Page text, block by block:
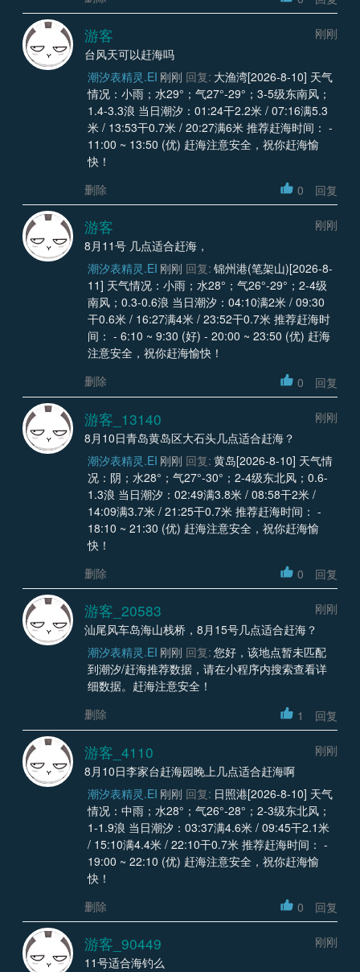
游客
刚刚
台风天可以赶海吗
潮汐表精灵.EI 刚刚 回复: 大渔湾[2026-8-10] 天气
情况：小雨；水29°；气27°-29°；3-5级东南风；
1.4-3.3浪 当日潮汐：01:24干2.2米 / 07:16满5.3
米 / 13:53干0.7米 / 20:27满6米 推荐赶海时间： -
11:00 ~ 13:50 (优) 赶海注意安全，祝你赶海愉
快！
删除
0 回复
游客
刚刚
8月11号 几点适合赶海，
潮汐表精灵.EI 刚刚 回复: 锦州港(笔架山)[2026-8-
11] 天气情况：小雨；水28°；气26°-29°；2-4级
南风；0.3-0.6浪 当日潮汐：04:10满2米 / 09:30
干0.6米 / 16:27满4米 / 23:52干0.7米 推荐赶海时
间： - 6:10 ~ 9:30 (好) - 20:00 ~ 23:50 (优) 赶海
注意安全，祝你赶海愉快！
删除
0 回复
游客_13140
刚刚
8月10日青岛黄岛区大石头几点适合赶海？
潮汐表精灵.EI 刚刚 回复: 黄岛[2026-8-10] 天气情
况：阴；水28°；气27°-30°；2-4级东北风；0.6-
1.3浪 当日潮汐：02:49满3.8米 / 08:58干2米 /
14:09满3.7米 / 21:25干0.7米 推荐赶海时间： -
18:10 ~ 21:30 (优) 赶海注意安全，祝你赶海愉
快！
删除
0 回复
游客_20583
刚刚
汕尾风车岛海山栈桥，8月15号几点适合赶海？
潮汐表精灵.EI 刚刚 回复: 您好，该地点暂未匹配
到潮汐/赶海推荐数据，请在小程序内搜索查看详
细数据。赶海注意安全！
删除
1 回复
游客_4110
刚刚
8月10日李家台赶海园晚上几点适合赶海啊
潮汐表精灵.EI 刚刚 回复: 日照港[2026-8-10] 天气
情况：中雨；水28°；气26°-28°；2-3级东北风；
1-1.9浪 当日潮汐：03:37满4.6米 / 09:45干2.1米
/ 15:10满4.4米 / 22:10干0.7米 推荐赶海时间： -
19:00 ~ 22:10 (优) 赶海注意安全，祝你赶海愉
快！
删除
0 回复
游客_90449
刚刚
11号适合海钓么